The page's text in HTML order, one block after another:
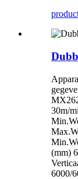
30m/
(mm)
6000/